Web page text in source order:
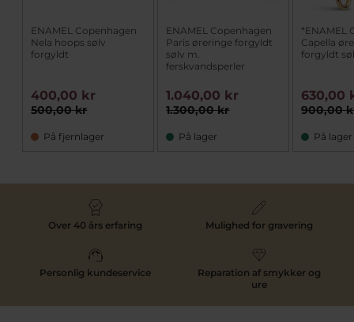
ENAMEL Copenhagen
Nela hoops sølv
forgyldt
500,00 kr
400,00 kr
På fjernlager
ENAMEL Copenhagen
Paris øreringe forgyldt
sølv m.
ferskvandsperler
1.300,00 kr
1.040,00 kr
På lager
*ENAMEL
Capella
forgyldt
900,00
630,00
På lager
Over 40 års erfaring Mulighed for gravering
Personlig kundeservice
Reparation af smykker og
ure